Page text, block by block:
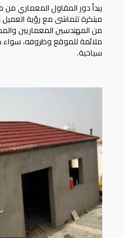
يبدأ دور المقاول المعماري من
مبتكرة تتماشى مع رؤية
من المهندسين المعماريين
ملائمة للموقع وظروفه، سواء
سياحية.